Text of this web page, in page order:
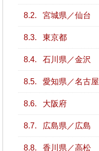
8.2. 宮城県／仙台
8.3. 東京都
8.4. 石川県／金沢
8.5. 愛知県／名古屋
8.6. 大阪府
8.7. 広島県／広島
8.8. 香川県／高松